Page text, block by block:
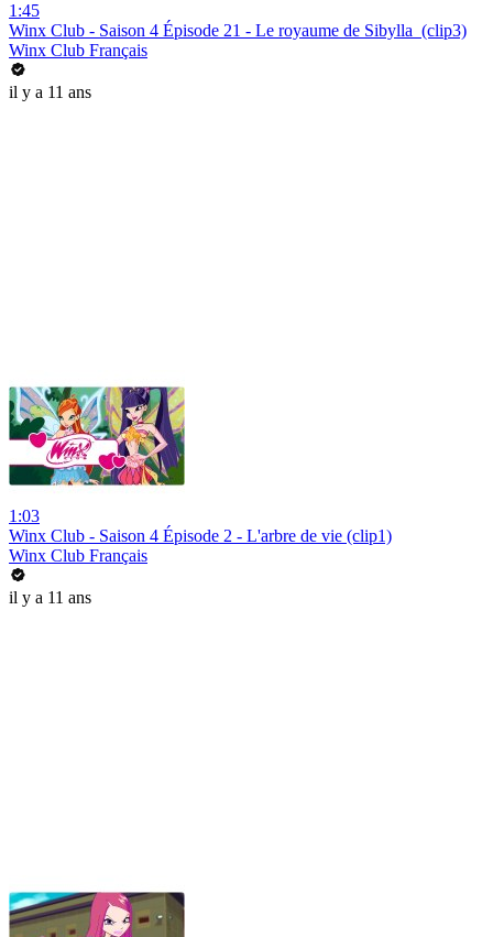
1:45
Winx Club - Saison 4 Épisode 21 - Le royaume de Sibylla (clip3)
Winx Club Français
il y a 11 ans
1:03
Winx Club - Saison 4 Épisode 2 - L'arbre de vie (clip1)
Winx Club Français
il y a 11 ans